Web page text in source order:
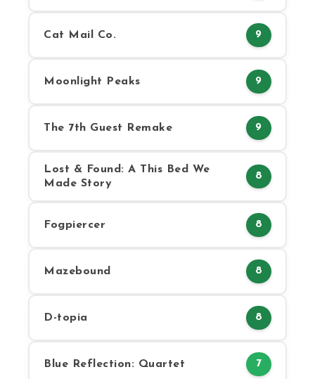
Cat Mail Co. 9
Moonlight Peaks 9
The 7th Guest Remake 9
Lost & Found: A This Bed We
Made Story
8
Fogpiercer 8
Mazebound 8
D-topia 8
Blue Reflection: Quartet 7